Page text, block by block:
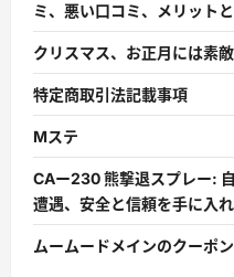
ミ、悪い口コミ、メリット
クリスマス、お正月には素
特定商取引法記載事項
Mステ
CAー230 熊撃退スプレー:
遭遇、安全と信頼を手に入れ
ムームードメインのクーポ